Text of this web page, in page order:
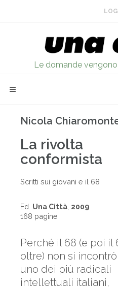
Le domande
Nicola
La rivolta
conformista
Scritti sui giovani e il 68
Ed. Una Città 2009
168 pagine
Perché il 68 (e poi il
oltre) non si
uno dei più radicali
intellettuali italiani,